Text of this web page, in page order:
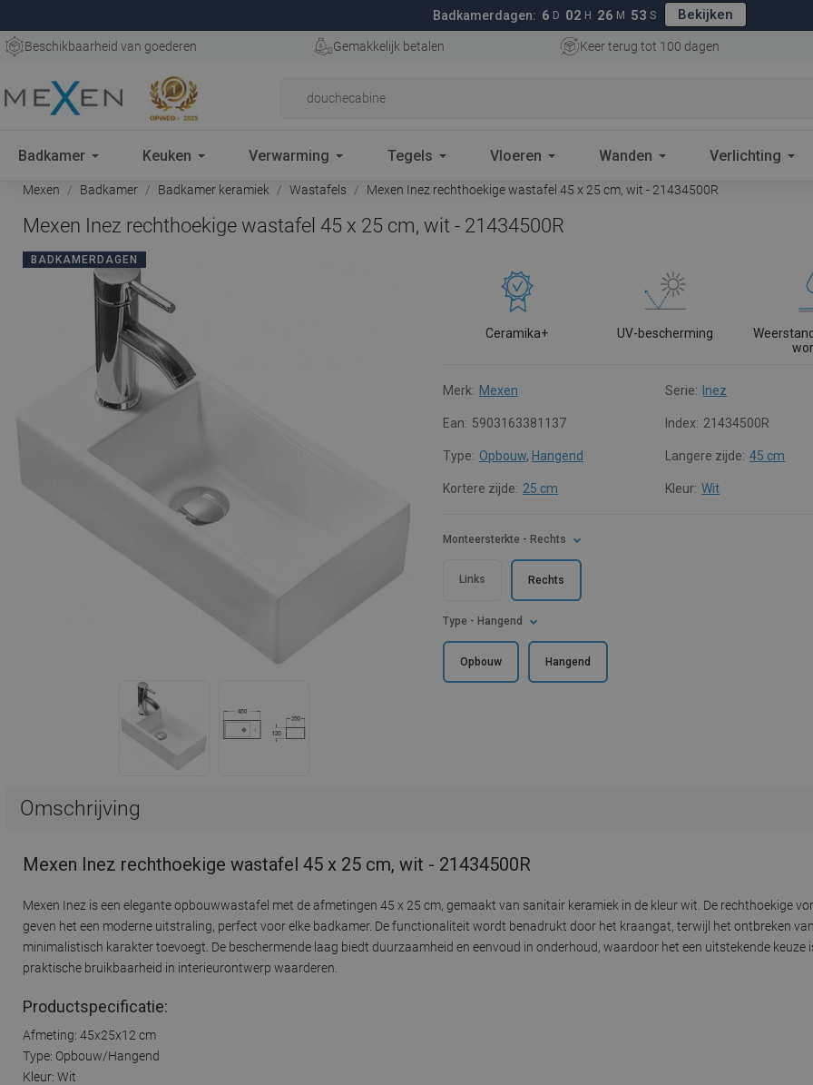
Badkamerdagen: 6 D 02 H 26 M 52 S Bekijken
Beschikbaarheid van goederen Gemakkelijk betalen Keer terug tot 100 dagen
Badkamer Keuken Verwarming Tegels Vloeren Wanden Verlichting
Mexen Badkamer Badkamer keramiek Wastafels Mexen Inez rechthoekige wastafel 45 x 25 cm, wit - 21434500R
Mexen Inez rechthoekige wastafel 45 x 25 cm, wit - 21434500R
BADKAMERDAGEN
Ceramika+ UV-bescherming
Merk: Mexen Serie: Inez
Ean: 5903163381137 Index: 21434500R
Type: Opbouw, Hangend Langere zijde: 45 cm
Kortere zijde: 25 cm Kleur: Wit
Type - Hangend
Opbouw Hangend
Monteersterkte - Rechts
Links Rechts
Omschrijving
Mexen Inez rechthoekige wastafel 45 x 25 cm, wit - 21434500R
Mexen Inez is een elegante opbouwwastafel met de afmetingen 45 x 25 cm, gemaakt van sanitair keramiek in de kleur wit. De rechthoekige
geven het een moderne uitstraling, perfect voor elke badkamer. De functionaliteit wordt benadrukt door het kraangat, terwijl het ontbreken
minimalistisch karakter toevoegt. De beschermende laag biedt duurzaamheid en eenvoud in onderhoud, waardoor het een uitstekende keuze
praktische bruikbaarheid in interieurontwerp waarderen.
Productspecificatie:
Afmeting: 45x25x12 cm
Type: Opbouw/Hangend
Kleur: Wit